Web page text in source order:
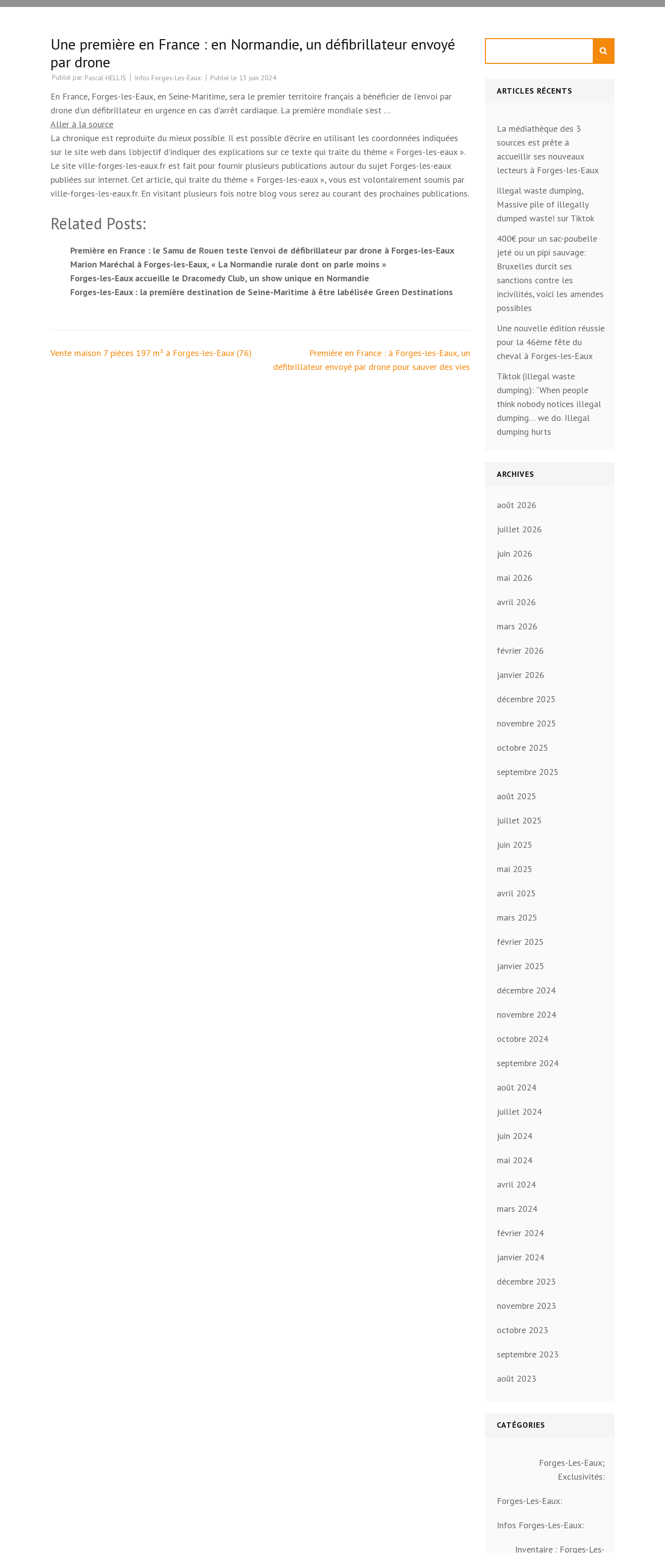
Une première en France : en Normandie, un défibrillateur envoyé
par drone
Publié par Pascal HELLIS Infos Forges-Les-Eaux: Publié le 13 juin 2024
En France, Forges-les-Eaux, en Seine-Maritime, sera le premier territoire français à bénéficier de l’envoi par
drone d’un défibrillateur en urgence en cas d’arrêt cardiaque. La première mondiale s’est …
Aller à la source
La chronique est reproduite du mieux possible. Il est possible d’écrire en utilisant les coordonnées indiquées
sur le site web dans l’objectif d’indiquer des explications sur ce texte qui traite du thème « Forges-les-eaux ».
Le site ville-forges-les-eaux.fr est fait pour fournir plusieurs publications autour du sujet Forges-les-eaux
publiées sur internet. Cet article, qui traite du thème « Forges-les-eaux », vous est volontairement soumis par
ville-forges-les-eaux.fr. En visitant plusieurs fois notre blog vous serez au courant des prochaines publications.
Related Posts:
Première en France : le Samu de Rouen teste l’envoi de défibrillateur par drone à Forges-les-Eaux
Marion Maréchal à Forges-les-Eaux, « La Normandie rurale dont on parle moins »
Forges-les-Eaux accueille le Dracomedy Club, un show unique en Normandie
Forges-les-Eaux : la première destination de Seine-Maritime à être labélisée Green Destinations
Navigation
Vente maison 7 pièces 197 m² à Forges-les-Eaux (76)
Première en France : à Forges-les-Eaux, un
défibrillateur envoyé par drone pour sauver des vies
ARTICLES RÉCENTS
La médiathèque des 3
sources est prête à
accueillir ses nouveaux
lecteurs à Forges-les-Eaux
illegal waste dumping,
Massive pile of illegally
dumped waste! sur Tiktok
400€ pour un sac-poubelle
jeté ou un pipi sauvage:
Bruxelles durcit ses
sanctions contre les
incivilités, voici les amendes
possibles
Une nouvelle édition réussie
pour la 46ème fête du
cheval à Forges-les-Eaux
Tiktok (illegal waste
dumping): “When people
think nobody notices illegal
dumping… we do. Illegal
dumping hurts
ARCHIVES
août 2026
juillet 2026
juin 2026
mai 2026
avril 2026
mars 2026
février 2026
janvier 2026
décembre 2025
novembre 2025
octobre 2025
septembre 2025
août 2025
juillet 2025
juin 2025
mai 2025
avril 2025
mars 2025
février 2025
janvier 2025
décembre 2024
novembre 2024
octobre 2024
septembre 2024
août 2024
juillet 2024
juin 2024
mai 2024
avril 2024
mars 2024
février 2024
janvier 2024
décembre 2023
novembre 2023
octobre 2023
septembre 2023
août 2023
CATÉGORIES
Forges-Les-Eaux;
Exclusivités:
Forges-Les-Eaux:
Infos Forges-Les-Eaux:
Inventaire : Forges-Les-